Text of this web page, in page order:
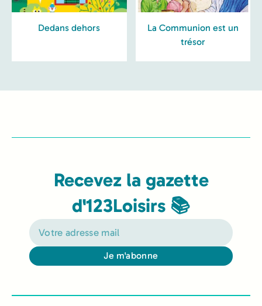
Dedans dehors
La Communion est un
trésor
Recevez la gazette
d'123Loisirs 📚
Je m'abonne